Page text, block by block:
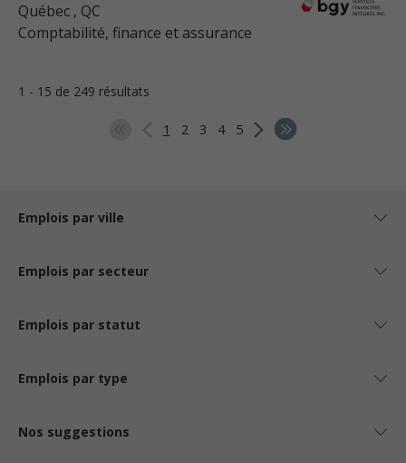
Québec , QC
Comptabilité, finance et assurance
1 - 15 de 249 résultats
1 2 3 4 5
Emplois par ville
Emplois par secteur
Emplois par statut
Emplois par type
Nos suggestions